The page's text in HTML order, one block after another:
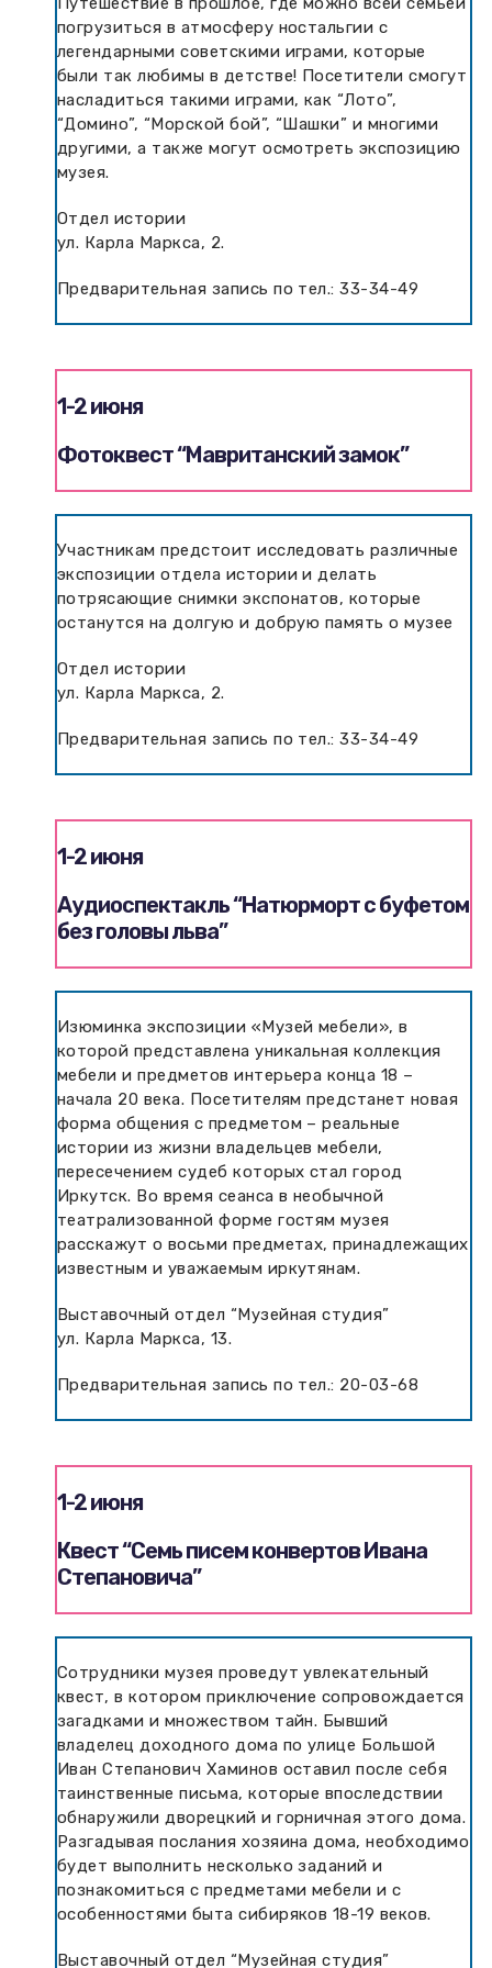
погрузиться в атмосферу ностальгии с
легендарными советскими играми, которые
были так любимы в детстве! Посетители смогут
насладиться такими играми, как “Лото”,
“Домино”, “Морской бой”, “Шашки” и многими
другими, а также могут осмотреть экспозицию
музея.
Отдел истории
ул. Карла Маркса, 2.
Предварительная запись по тел.: 33-34-49
1-2 июня
Фотоквест “Мавританский замок”
Участникам предстоит исследовать различные
экспозиции отдела истории и делать
потрясающие снимки экспонатов, которые
останутся на долгую и добрую память о музее
Отдел истории
ул. Карла Маркса, 2.
Предварительная запись по тел.: 33-34-49
1-2 июня
Аудиоспектакль “Натюрморт с буфетом
без головы льва”
Изюминка экспозиции «Музей мебели», в
которой представлена уникальная коллекция
мебели и предметов интерьера конца 18 –
начала 20 века. Посетителям предстанет новая
форма общения с предметом – реальные
истории из жизни владельцев мебели,
пересечением судеб которых стал город
Иркутск. Во время сеанса в необычной
театрализованной форме гостям музея
расскажут о восьми предметах, принадлежащих
известным и уважаемым иркутянам.
Выставочный отдел “Музейная студия”
ул. Карла Маркса, 13.
Предварительная запись по тел.: 20-03-68
1-2 июня
Квест “Семь писем конвертов Ивана
Степановича”
Сотрудники музея проведут увлекательный
квест, в котором приключение сопровождается
загадками и множеством тайн. Бывший
владелец доходного дома по улице Большой
Иван Степанович Хаминов оставил после себя
таинственные письма, которые впоследствии
обнаружили дворецкий и горничная этого дома.
Разгадывая послания хозяина дома, необходимо
будет выполнить несколько заданий и
познакомиться с предметами мебели и с
особенностями быта сибиряков 18-19 веков.
Выставочный отдел “Музейная студия”